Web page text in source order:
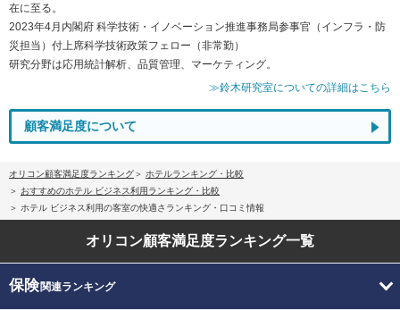
在に至る。
2023年4月内閣府 科学技術・イノベーション推進事務局参事官（インフラ・防
災担当）付上席科学技術政策フェロー（非常勤）
研究分野は応用統計解析、品質管理、マーケティング。
≫鈴木研究室についての詳細はこちら
顧客満足度について
オリコン顧客満足度ランキング
ホテルランキング・比較
おすすめのホテル ビジネス利用ランキング・比較
ホテル ビジネス利用の客室の快適さランキング・口コミ情報
オリコン顧客満足度ランキング一覧
保険関連ランキング